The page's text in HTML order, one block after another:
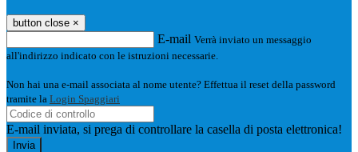
button close ×
E-mail Verrà inviato un messaggio
all'indirizzo indicato con le istruzioni necessarie.
Non hai una e-mail associata al nome utente? Effettua il reset della password
tramite la Login Spaggiari
E-mail inviata, si prega di controllare la casella di posta elettronica!